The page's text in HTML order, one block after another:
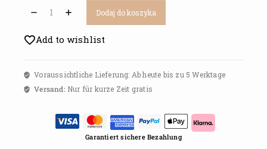
Dodaj do koszyka
Add to wishlist
Voraussichtliche Lieferung: Ab heute bis zu 5 Werktage
Versand: Nur für kurze Zeit gratis
Garantiert sichere Bezahlung